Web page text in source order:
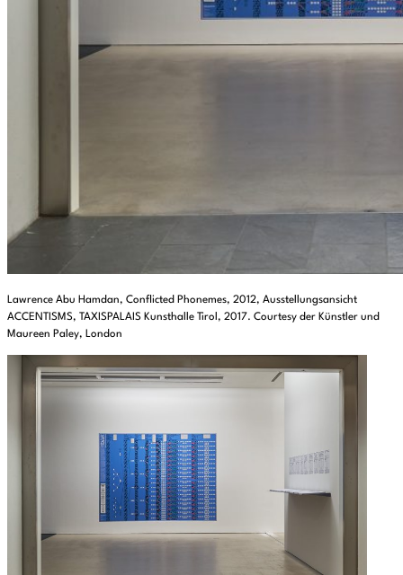
Lawrence Abu Hamdan, Conflicted Phonemes, 2012, Ausstellungsansicht
ACCENTISMS, TAXISPALAIS Kunsthalle Tirol, 2017. Courtesy der Künstler und
Maureen Paley, London